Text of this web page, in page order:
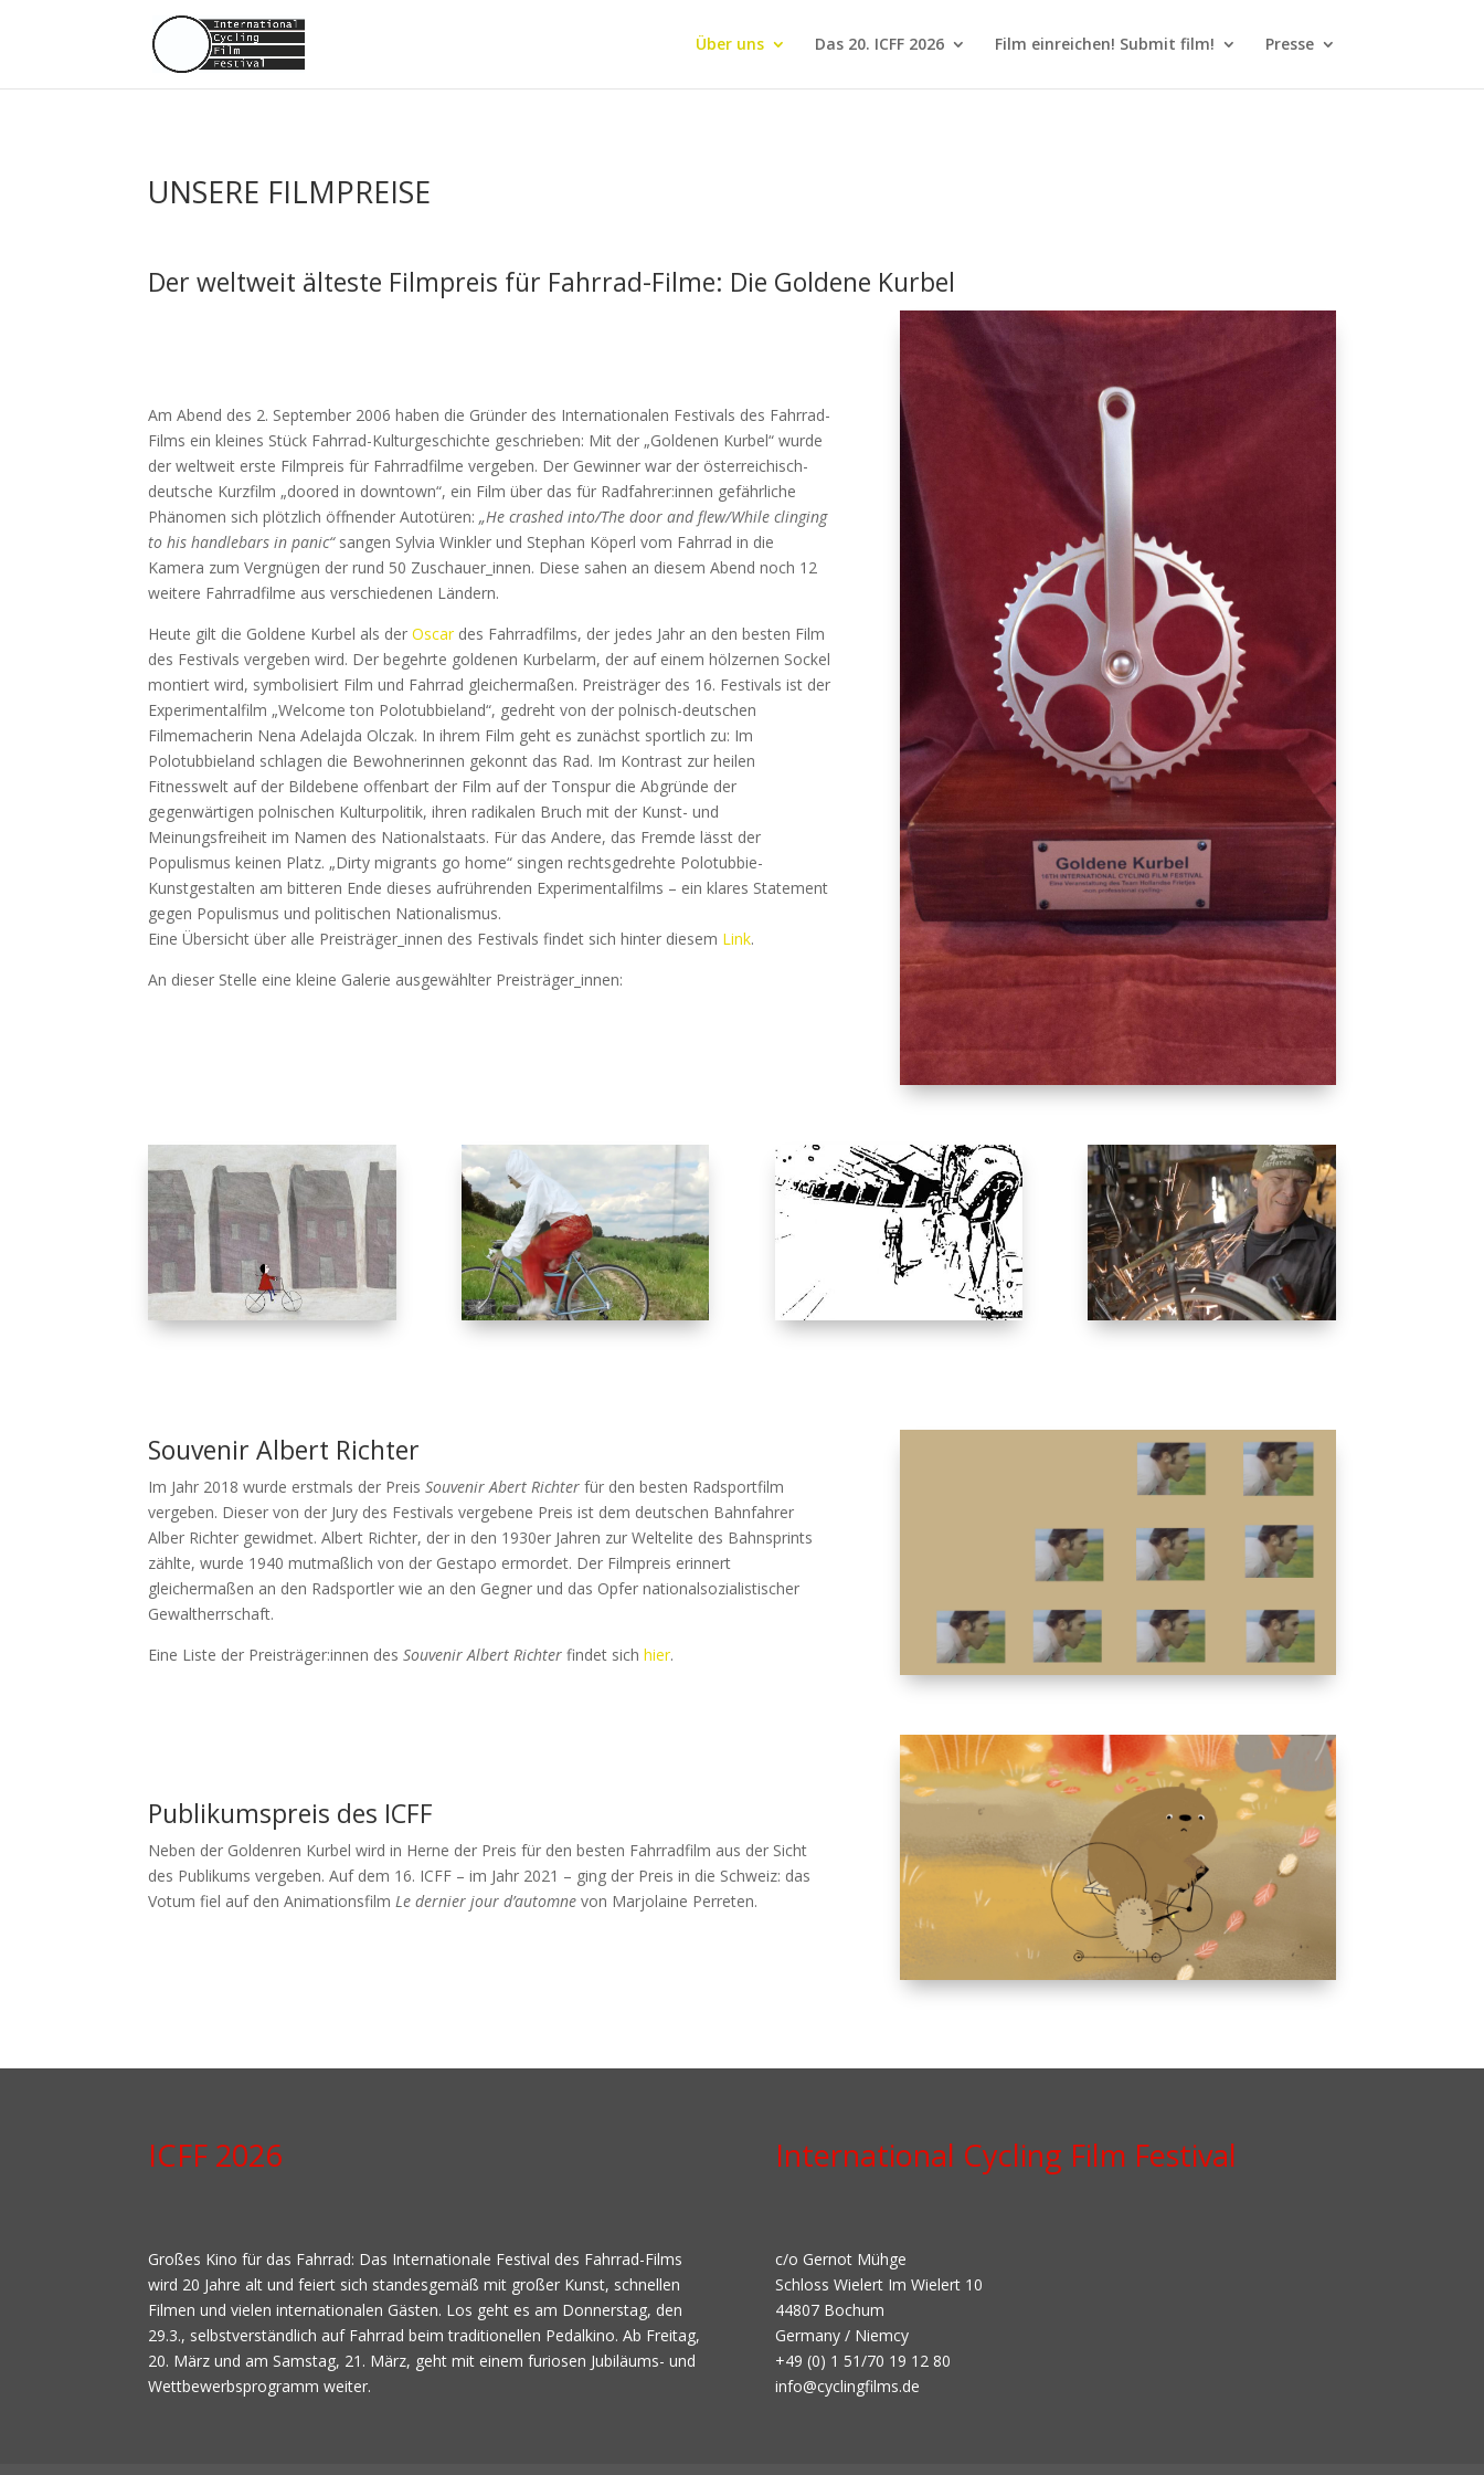
Über uns Das 20. ICFF 2026 Film einreichen! Submit film! Presse
UNSERE FILMPREISE
Der weltweit älteste Filmpreis für Fahrrad-Filme: Die Goldene Kurbel
Am Abend des 2. September 2006 haben die Gründer des Internationalen Festivals des Fahrrad-
Films ein kleines Stück Fahrrad-Kulturgeschichte geschrieben: Mit der „Goldenen Kurbel“ wurde
der weltweit erste Filmpreis für Fahrradfilme vergeben. Der Gewinner war der österreichisch-
deutsche Kurzfilm „doored in downtown“, ein Film über das für Radfahrer:innen gefährliche
Phänomen sich plötzlich öffnender Autotüren:„He crashed into/The door and flew/While clinging
to his handlebars in panic“sangen Sylvia Winkler und Stephan Köperl vom Fahrrad in die
Kamera zum Vergnügen der rund 50 Zuschauer_innen. Diese sahen an diesem Abend noch 12
weitere Fahrradfilme aus verschiedenen Ländern.
Heute gilt die Goldene Kurbel als derOscardes Fahrradfilms, der jedes Jahr an den besten Film
des Festivals vergeben wird. Der begehrte goldenen Kurbelarm, der auf einem hölzernen Sockel
montiert wird, symbolisiert Film und Fahrrad gleichermaßen. Preisträger des 16. Festivals ist der
Experimentalfilm „Welcome ton Polotubbieland“, gedreht von der polnisch-deutschen
Filmemacherin Nena Adelajda Olczak. In ihrem Film geht es zunächst sportlich zu: Im
Polotubbieland schlagen die Bewohnerinnen gekonnt das Rad. Im Kontrast zur heilen
Fitnesswelt auf der Bildebene offenbart der Film auf der Tonspur die Abgründe der
gegenwärtigen polnischen Kulturpolitik, ihren radikalen Bruch mit der Kunst- und
Meinungsfreiheit im Namen des Nationalstaats. Für das Andere, das Fremde lässt der
Populismus keinen Platz. „Dirty migrants go home“ singen rechtsgedrehte Polotubbie-
Kunstgestalten am bitteren Ende dieses aufrührenden Experimentalfilms – ein klares Statement
gegen Populismus und politischen Nationalismus.
Eine Übersicht über alle Preisträger_innen des Festivals findet sich hinter diesem Link.
An dieser Stelle eine kleine Galerie ausgewählter Preisträger_innen:
Souvenir Albert Richter
Im Jahr 2018 wurde erstmals der PreisSouvenir Abert Richter für den besten Radsportfilm
vergeben. Dieser von der Jury des Festivals vergebene Preis ist dem deutschen Bahnfahrer
Alber Richter gewidmet. Albert Richter, der in den 1930er Jahren zur Weltelite des Bahnsprints
zählte, wurde 1940 mutmaßlich von der Gestapo ermordet. Der Filmpreis erinnert
gleichermaßen an den Radsportler wie an den Gegner und das Opfer nationalsozialistischer
Gewaltherrschaft.
Eine Liste der Preisträger:innen desSouvenir Albert Richter findet sichhier.
Publikumspreis des ICFF
Neben der Goldenren Kurbel wird in Herne der Preis für den besten Fahrradfilm aus der Sicht
des Publikums vergeben. Auf dem 16. ICFF – im Jahr 2021 – ging der Preis in die Schweiz: das
Votum fiel auf den Animationsfilm Le dernier jour d’automne von Marjolaine Perreten.
ICFF 2026
Großes Kino für das Fahrrad: Das Internationale Festival des Fahrrad-Films
wird 20 Jahre alt und feiert sich standesgemäß mit großer Kunst, schnellen
Filmen und vielen internationalen Gästen. Los geht es am Donnerstag, den
29.3., selbstverständlich auf Fahrrad beim traditionellen Pedalkino. Ab Freitag,
20. März und am Samstag, 21. März, geht mit einem furiosen Jubiläums- und
Wettbewerbsprogramm weiter.
International Cycling Film Festival
c/o Gernot Mühge
Schloss Wielert Im Wielert 10
44807 Bochum
Germany / Niemcy
+49 (0) 1 51/70 19 12 80
info@cyclingfilms.de